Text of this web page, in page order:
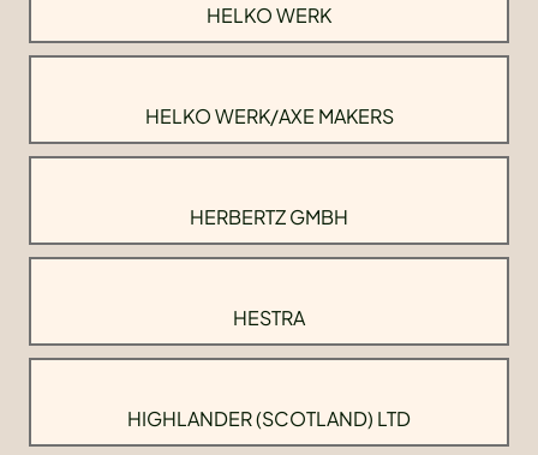
HELKO WERK
HELKO WERK/AXE MAKERS
HERBERTZ GMBH
HESTRA
HIGHLANDER (SCOTLAND) LTD